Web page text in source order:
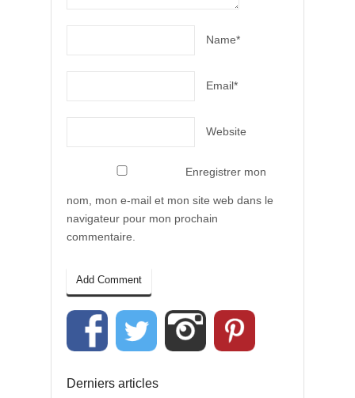
Name*
Email*
Website
Enregistrer mon
nom, mon e-mail et mon site web dans le
navigateur pour mon prochain
commentaire.
Derniers articles